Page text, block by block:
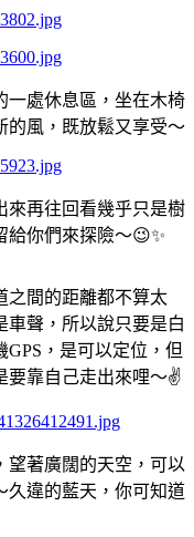
一處休息區，坐在木椅
的風，既放鬆又享受～
來再往回看幾乎只是樹
給你們來探險～😉✨
之間的距離都不算太
車聲，所以說只要是白
，是可以定位，但
要靠自己走出來哩～✌
望著廣闊的天空，可以
久違的藍天，你可知道